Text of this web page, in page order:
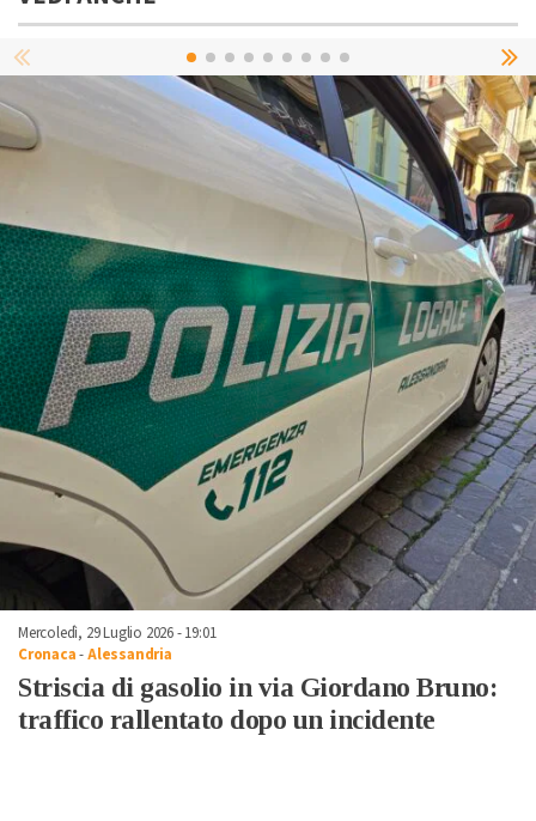
Mercoledì, 29 Luglio 2026 - 19:01
Cronaca-Alessandria
Striscia di gasolio in via Giordano Bruno:
traffico rallentato dopo un incidente